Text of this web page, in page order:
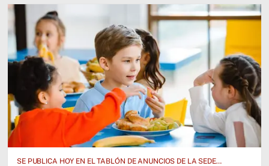
SE PUBLICA HOY EN EL TABLÓN DE ANUNCIOS DE LA SEDE